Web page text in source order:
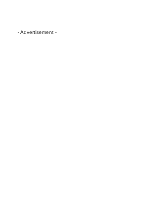
- Advertisement -